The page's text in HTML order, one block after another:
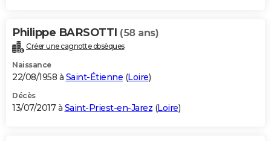
Philippe BARSOTTI (58 ans)
Créer une cagnotte obsèques
Naissance
22/08/1958 à Saint-Étienne (Loire)
Décès
13/07/2017 à Saint-Priest-en-Jarez (Loire)